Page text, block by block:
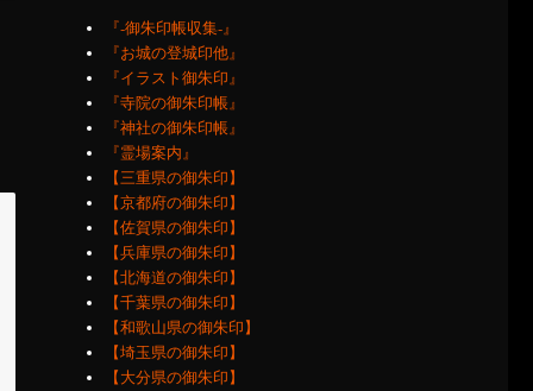
『‐御朱印帳収集‐』
『お城の登城印他』
『イラスト御朱印』
『寺院の御朱印帳』
『神社の御朱印帳』
『霊場案内』
【三重県の御朱印】
【京都府の御朱印】
【佐賀県の御朱印】
【兵庫県の御朱印】
【北海道の御朱印】
【千葉県の御朱印】
【和歌山県の御朱印】
【埼玉県の御朱印】
【大分県の御朱印】